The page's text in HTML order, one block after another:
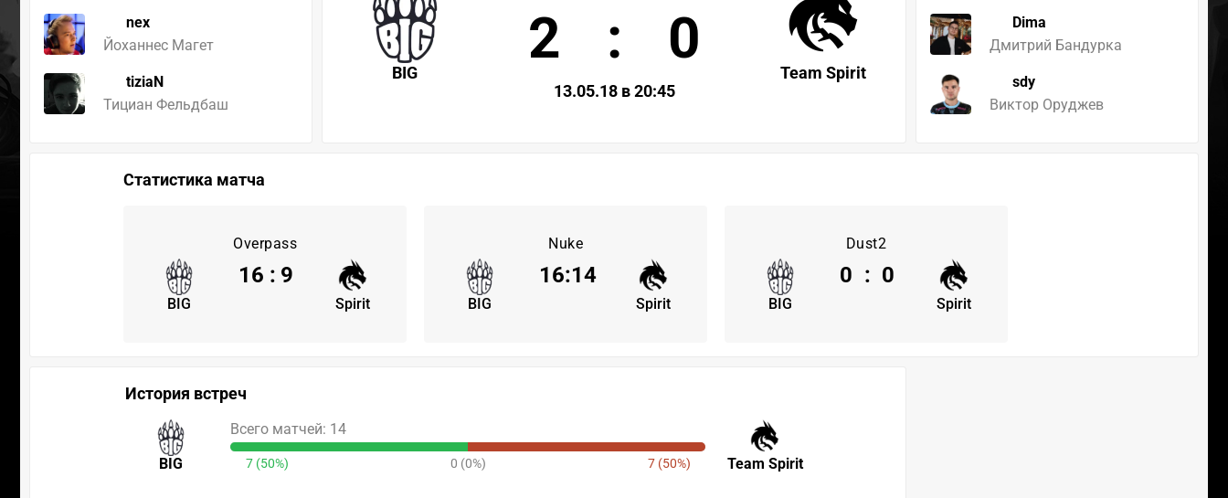
nex
Йоханнеc Магет
tiziaN
Тициан Фельдбаш
Dima
Дмитрий Бандурка
sdy
Виктор Оруджев
BIG Team Spirit
2 : 0
13.05.18 в 20:45
Статистика матча
Overpass
BIG Spirit
16 : 9
Nuke
BIG Spirit
16:14
Dust2
BIG Spirit
0 : 0
История встреч
BIG Team Spirit
Всего матчей: 14
7 (50%) 0 (0%) 7 (50%)